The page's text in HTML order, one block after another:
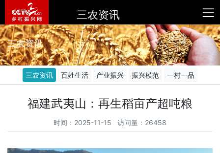
三农资讯
三农资讯
三农资讯 百姓生活 产业振兴 振兴模范 一村一品
福建武夷山：再生稻亩产超吨粮
时间：2025-11-15 访问量：26458